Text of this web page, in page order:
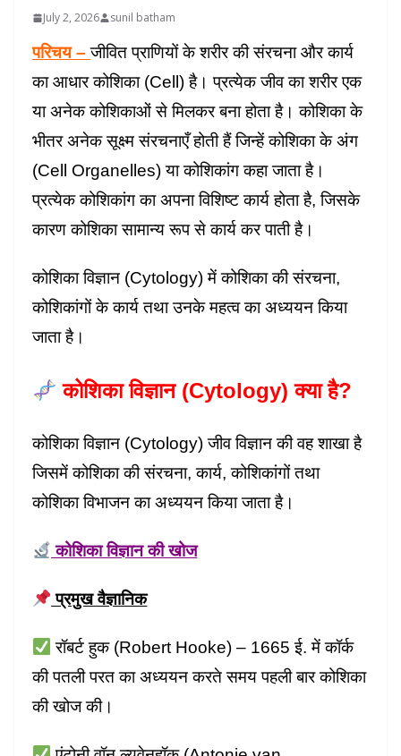
July 2, 2026 sunil batham
परिचय –जीवित प्राणियों के शरीर की संरचना और कार्य
का आधार कोशिका (Cell) है। प्रत्येक जीव का शरीर एक
या अनेक कोशिकाओं से मिलकर बना होता है। कोशिका के
भीतर अनेक सूक्ष्म संरचनाएँ होती हैं जिन्हें कोशिका के अंग
(Cell Organelles) या कोशिकांग कहा जाता है।
प्रत्येक कोशिकांग का अपना विशिष्ट कार्य होता है, जिसके
कारण कोशिका सामान्य रूप से कार्य कर पाती है।
कोशिका विज्ञान (Cytology) में कोशिका की संरचना,
कोशिकांगों के कार्य तथा उनके महत्व का अध्ययन किया
जाता है।
कोशिका विज्ञान (Cytology) क्या है?
कोशिका विज्ञान (Cytology) जीव विज्ञान की वह शाखा है
जिसमें कोशिका की संरचना, कार्य, कोशिकांगों तथा
कोशिका विभाजन का अध्ययन किया जाता है।
कोशिका विज्ञान की खोज
प्रमुख वैज्ञानिक
रॉबर्ट हुक (Robert Hooke) – 1665 ई. में कॉर्क
की पतली परत का अध्ययन करते समय पहली बार कोशिका
की खोज की।